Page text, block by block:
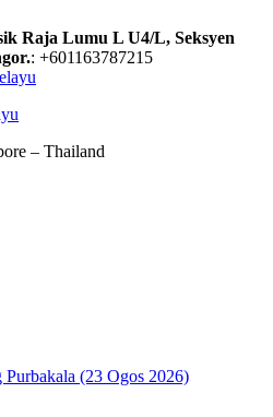
Raja Lumu L U4/L, Seksyen
: +601163787215
– Thailand
(23 Ogos 2026)